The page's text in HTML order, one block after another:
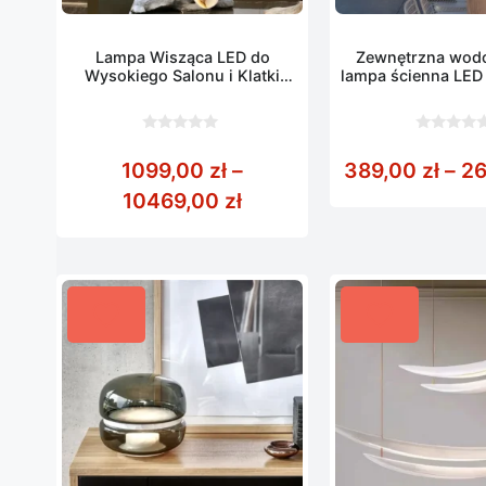
Lampa Wisząca LED do
Wysokiego Salonu i Klatki
5
1099,00 zł –
10469,00 złZakres cen: od 1099,00
Zewnętrzna
lampa ścienna
5
389,00 zł –